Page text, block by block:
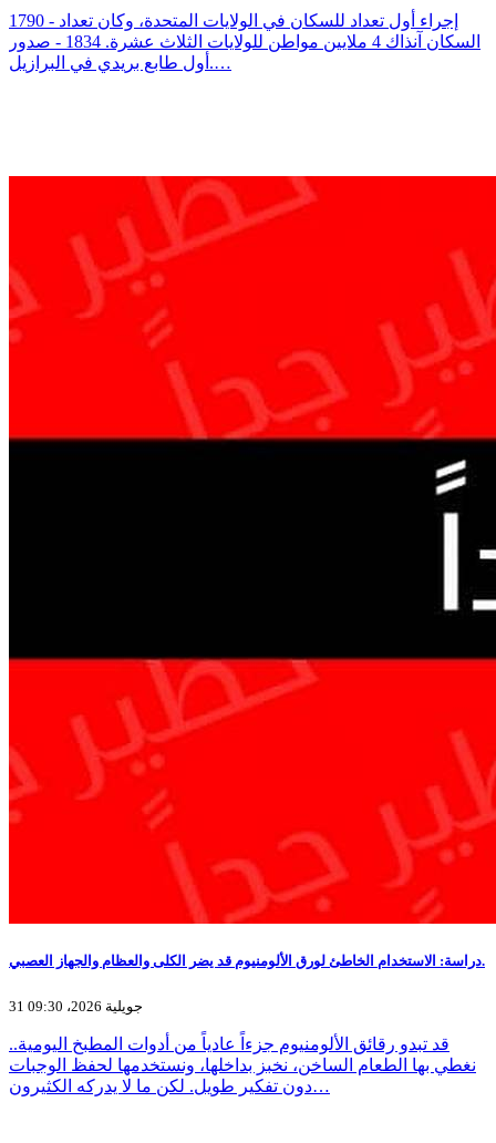
1790 - إجراء أول تعداد للسكان في الولايات المتحدة، وكان تعداد
السكان آنذاك 4 ملايين مواطن للولايات الثلاث عشرة. 1834 - صدور
أول طابع بريدي في البرازيل.…
دراسة: الاستخدام الخاطئ لورق الألومنيوم قد يضر الكلى والعظام والجهاز العصبي.
31 جويلية 2026، 09:30
قد تبدو رقائق الألومنيوم جزءاً عادياً من أدوات المطبخ اليومية..
نغطي بها الطعام الساخن، نخبز بداخلها، ونستخدمها لحفظ الوجبات
دون تفكير طويل. لكن ما لا يدركه الكثيرون…